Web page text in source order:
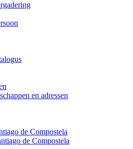
en adressen
de Compostela
de Compostela